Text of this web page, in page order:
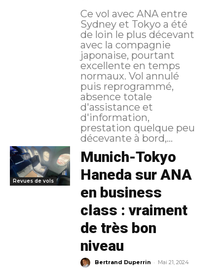
Ce vol avec ANA entre
Sydney et Tokyo a été
de loin le plus décevant
avec la compagnie
japonaise, pourtant
excellente en temps
normaux. Vol annulé
puis reprogrammé,
absence totale
d'assistance et
d'information,
prestation quelque peu
décevante à bord,...
Revues de vols
Munich-Tokyo
Haneda sur ANA
en business
class : vraiment
de très bon
niveau
Bertrand Duperrin - Mai 21, 2024